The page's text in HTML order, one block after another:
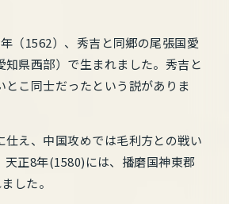
（1562）、秀吉と同郷の尾張国愛
知県西部）で生まれました。秀吉と
とこ同士だったという説がありま
仕え、中国攻めでは毛利方との戦い
天正8年(1580)には、播磨国神東郡
した。